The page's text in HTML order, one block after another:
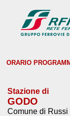
ORARIO
Stazione di
GODO
Comune di Russi